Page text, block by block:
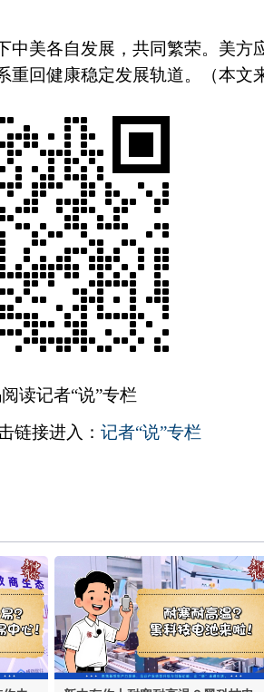
各自发展，共同繁荣。美方
回健康稳定发展轨道。（本文
读记者“说”专栏
链接进入： 记者“说”专栏